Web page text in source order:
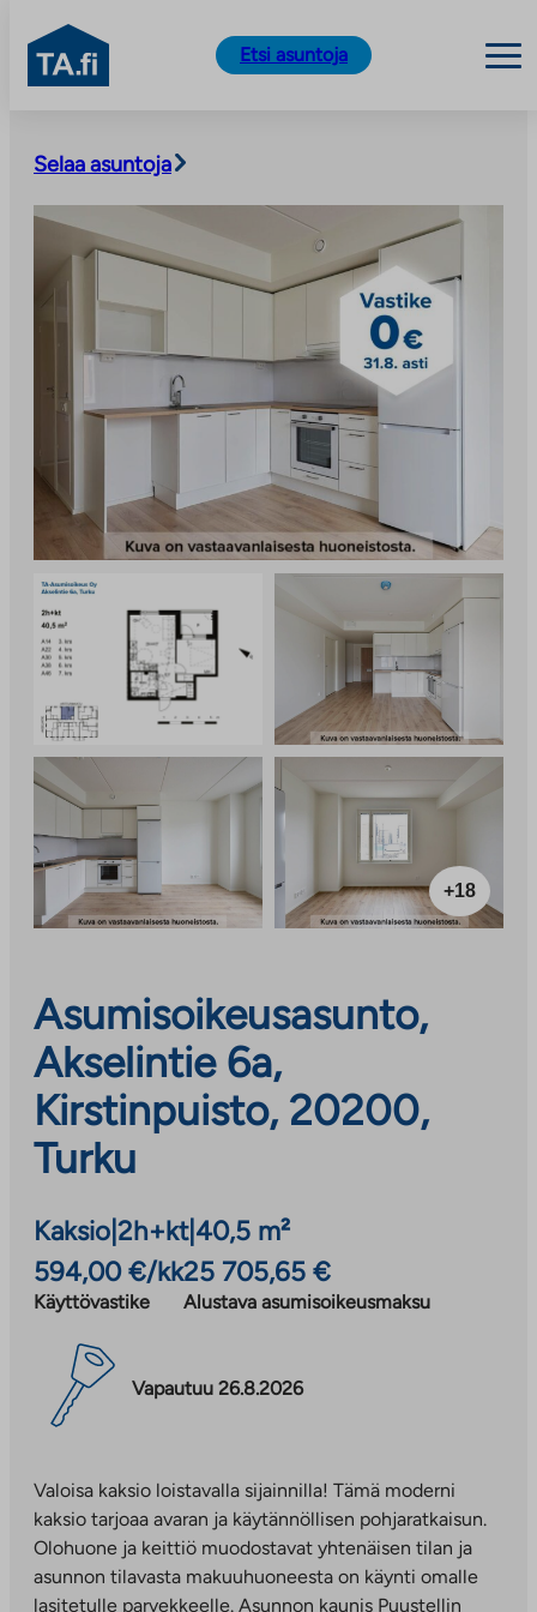
sisältöön
TA.fi
Etsi asuntoja
Selaa asuntoja
+18
Asumisoikeusasunto,
Akselintie 6a,
Kirstinpuisto, 20200,
Turku
Kaksio 2h+kt| 40,5 m²
594,00 €/kk
Käyttövastike
25 705,65 €
Alustava asumisoikeusmaksu
Vapautuu 26.8.2026
Valoisa kaksio loistavalla sijainnilla! Tämä moderni
kaksio tarjoaa avaran ja käytännöllisen pohjaratkaisun.
Olohuone ja keittiö muodostavat yhtenäisen tilan ja
asunnon tilavasta makuuhuoneesta on käynti omalle
lasitetulle parvekkeelle. Asunnon kaunis Puustellin